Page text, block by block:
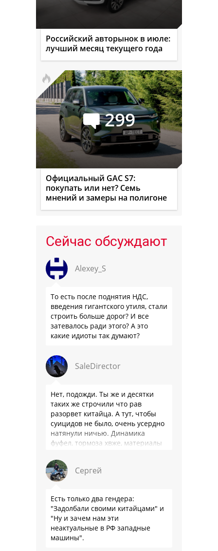
Российский авторынок в июле:
лучший месяц текущего года
299
Официальный GAC S7:
покупать или нет? Семь
мнений и замеры на полигоне
Сейчас обсуждают
Alexey_S
То есть после поднятия НДС,
введения гигантского утиля, стали
строить больше дорог? И все
затевалось ради этого? А это
какие идиоты так думают?
SaleDirector
Нет, подожди. Ты же и десятки
таких же строчили что рав
разорвет китайца. А тут, чтобы
суицидов не было, очень усердно
натянули ничью. Динамика
фуфел, тормоза хвже, материалы
Сергей
Есть только два гендера:
"Задолбали своими китайцами" и
"Ну и зачем нам эти
неактуальные в РФ западные
машины".